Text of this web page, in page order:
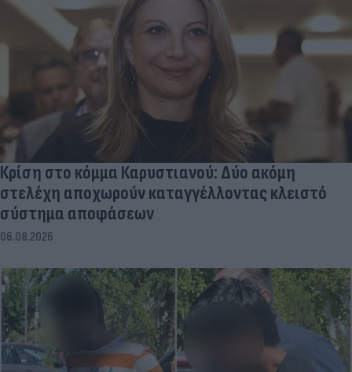
Κρίση στο κόμμα Καρυστιανού: Δύο ακόμη
στελέχη αποχωρούν καταγγέλλοντας κλειστό
σύστημα αποφάσεων
06.08.2026